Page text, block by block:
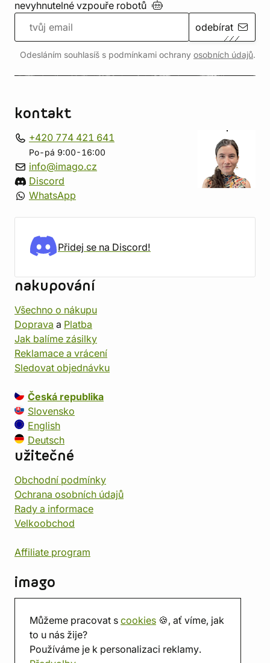
Můžeme pracovat s cookies 🍪, ať víme, jak
to u nás žije?
Používáme je k personalizaci reklamy.
nevyhnutelné vzpouře robotů
odebírat
Odesláním souhlasíš s podmínkami ochrany osobních údajů.
kontakt
+420 774 421 641
Po-pá 9:00-16:00
info@imago.cz
Discord
WhatsApp
Přidej se na Discord!
nakupování
Všechno o nákupu
Doprava a Platba
Jak balíme zásilky
Reklamace a vrácení
Sledovat objednávku
Česká republika
Slovensko
English
Deutsch
užitečné
Obchodní podmínky
Ochrana osobních údajů
Rady a informace
Velkoobchod
Affiliate program
imago
Prodejna
Herna
O nás